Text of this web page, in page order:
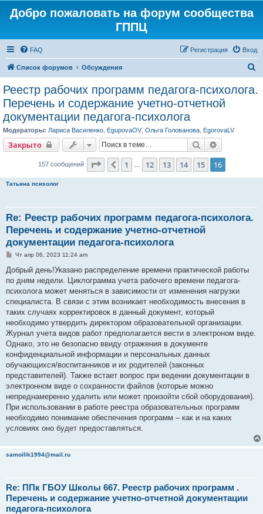
Добро пожаловать на форум сообщества
ГППЦ
FAQ Вход
Регистрация
Список форумов Обсуждения
и
Реестр рабочих программ педагога-психолога.
Перечень и содержание учетно-отчетной
документации педагога-психолога
Модераторы: Лариса Василенко EgupovaOV, Ольга Голованова EgorovaLV
Закрыто Поиск
157 сообщений Страница 16из 16
Пред.
1 12 13 14 15 16
Татьяна психолог
Re: Реестр рабочих программ педагога-психолога.
Перечень и содержание учетно-отчетной
документации педагога-психолога
С
о
щ
е
и
е
Чт апр 06, 2023 11:24 am
Добрый день!Указано распределение времени практической работы
по дням недели. Циклограмма учета рабочего времени педагога-
психолога может меняться в зависимости от изменения нагрузки
специалиста. В связи с этим возникает необходимость внесения в
таких случаях корректировок в данный документ, который
необходимо утвердить директором образовательной организации.
Журнал учета видов работ предполагается вести в электроном виде.
Однако, это не безопасно ввиду отражения в документе
конфиденциальной информации и персональных данных
обучающихся/воспитанников и их родителей (законных
представителей). Также встает вопрос при ведении документации в
электронном виде о сохранности файлов (которые можно
непреднамеренно удалить или может произойти сбой оборудования).
При использовании в работе реестра образовательных программ
необходимо понимание обеспечения программ – как и на каких
условиях оно будет предоставляться.
samoilik1994@mail.ru
Re: ППк ГБОУ Школы 667. Реестр рабочих программ .
Перечень и содержание учетно-отчетной документации
педагога-психолога